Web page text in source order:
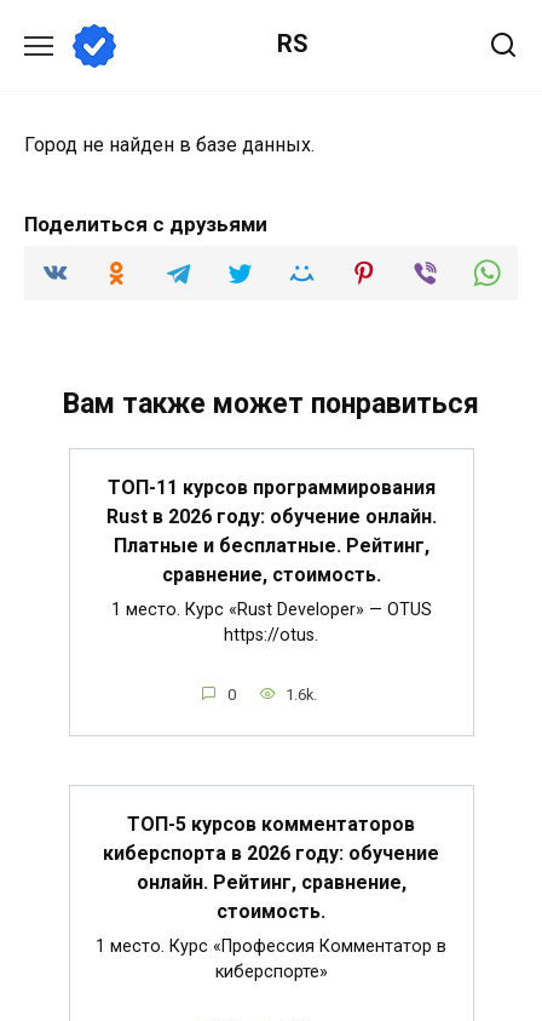
содержанию
RS
Город не найден в базе данных.
Поделиться с друзьями
Вам также может понравиться
ТОП-11 курсов программирования
Rust в 2026 году: обучение онлайн.
Платные и бесплатные. Рейтинг,
сравнение, стоимость.
1 место. Курс «Rust Developer» — OTUS
https://otus.
0 1.6k.
ТОП-5 курсов комментаторов
киберспорта в 2026 году: обучение
онлайн. Рейтинг, сравнение,
стоимость.
1 место. Курс «Профессия Комментатор в
киберспорте»